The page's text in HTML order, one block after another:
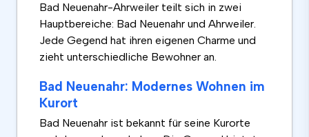
Bad Neuenahr-Ahrweiler teilt sich in zwei
Hauptbereiche: Bad Neuenahr und Ahrweiler.
Jede Gegend hat ihren eigenen Charme und
zieht unterschiedliche Bewohner an.
Bad Neuenahr: Modernes Wohnen im
Kurort
Bad Neuenahr ist bekannt für seine Kurorte